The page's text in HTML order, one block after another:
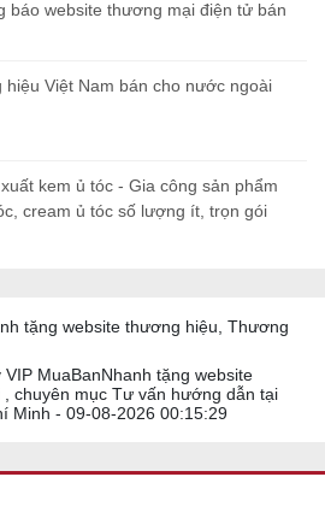
báo website thương mại điện tử bán
hiệu Việt Nam bán cho nước ngoài
kem ủ tóc - Gia công sản phẩm
cream ủ tóc số lượng ít, trọn gói
tặng website thương hiệu, Thương
MuaBanNhanh tặng website
chuyên mục Tư vấn hướng dẫn tại
Minh - 09-08-2026 00:15:29